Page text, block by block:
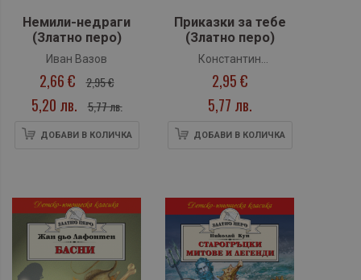
Немили-недраги
(Златно перо)
Иван Вазов
2,66 € 2,95 €
5,20 лв. 5,77 лв.
ДОБАВИ В КОЛИЧКА
Приказки за тебе
(Златно перо)
Константин
Константинов
2,95 €
5,77 лв.
ДОБАВИ В КОЛИЧКА